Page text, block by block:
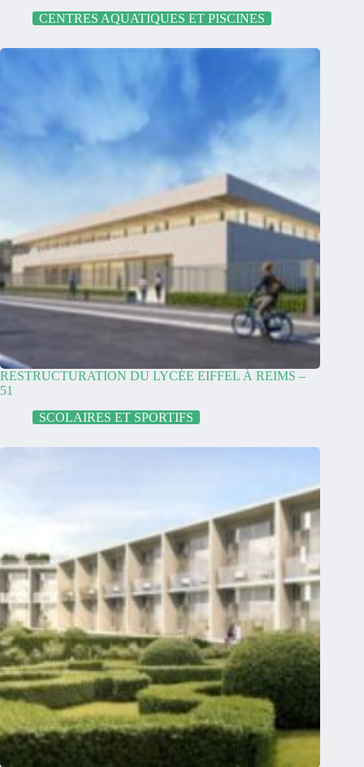
CENTRES AQUATIQUES ET PISCINES
RESTRUCTURATION DU LYCÉE EIFFEL À REIMS –
51
SCOLAIRES ET SPORTIFS